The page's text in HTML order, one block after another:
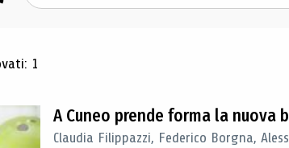
di ricerca
1
A Cuneo prende forma la nuova
Claudia Filippazzi, Federico Borgna,